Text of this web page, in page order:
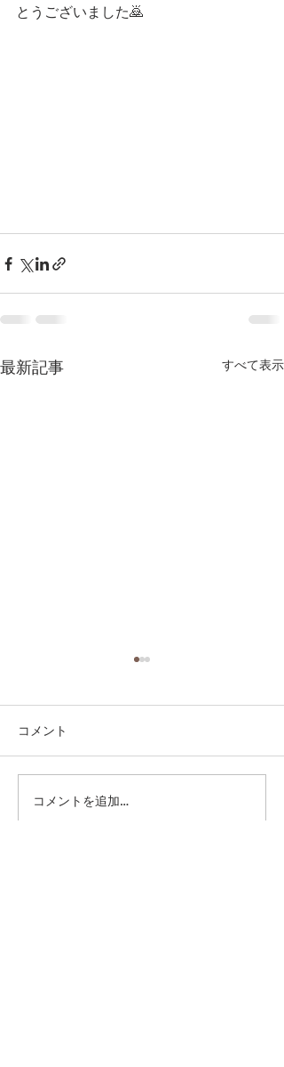
とうございました🙇
最新記事 すべて表示
第41回日本クラブユース
コメント
コメントを追加…